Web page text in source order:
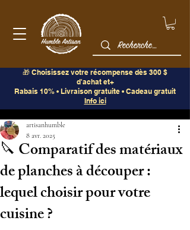
🎁 Choisissez votre récompense dès 300 $
d'achat et+
Rabais 10% • Livraison gratuite • Cadeau gratuit
Info ici
🔪 Comparatif des matériaux
de planches à découper :
lequel choisir pour votre
cuisine ?
artisanhumble
8 avr. 2025